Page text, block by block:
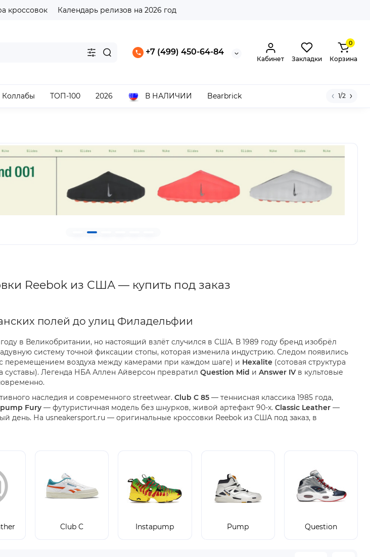
кроссовок Календарь релизов на 2026 год
+7 (499) 450-64-84
Кабинет Закладки
0
Корзина
Коллабы ТОП-100 2026 В НАЛИЧИИ Bearbrick 1/2
Reebok из США — купить под заказ
полей до улиц Филадельфии
году в Великобритании, но настоящий взлёт случился в США. В 1989 году бренд изобрёл
систему точной фиксации стопы, которая изменила индустрию. Следом появились
перемещением воздуха между камерами при каждом шаге) и Hexalite(сотовая структура
суставы). Легенда НБА Аллен Айверсон превратил Question Mid и Answer IVв культовые
наследия и современного streetwear. Club C 85— теннисная классика 1985 года,
Fury— футуристичная модель без шнурков, живой артефакт 90-х. Classic Leather—
день. На usneakersport.ru — оригинальные кроссовки Reebok из США под заказ, в
Club C Instapump Pump Question